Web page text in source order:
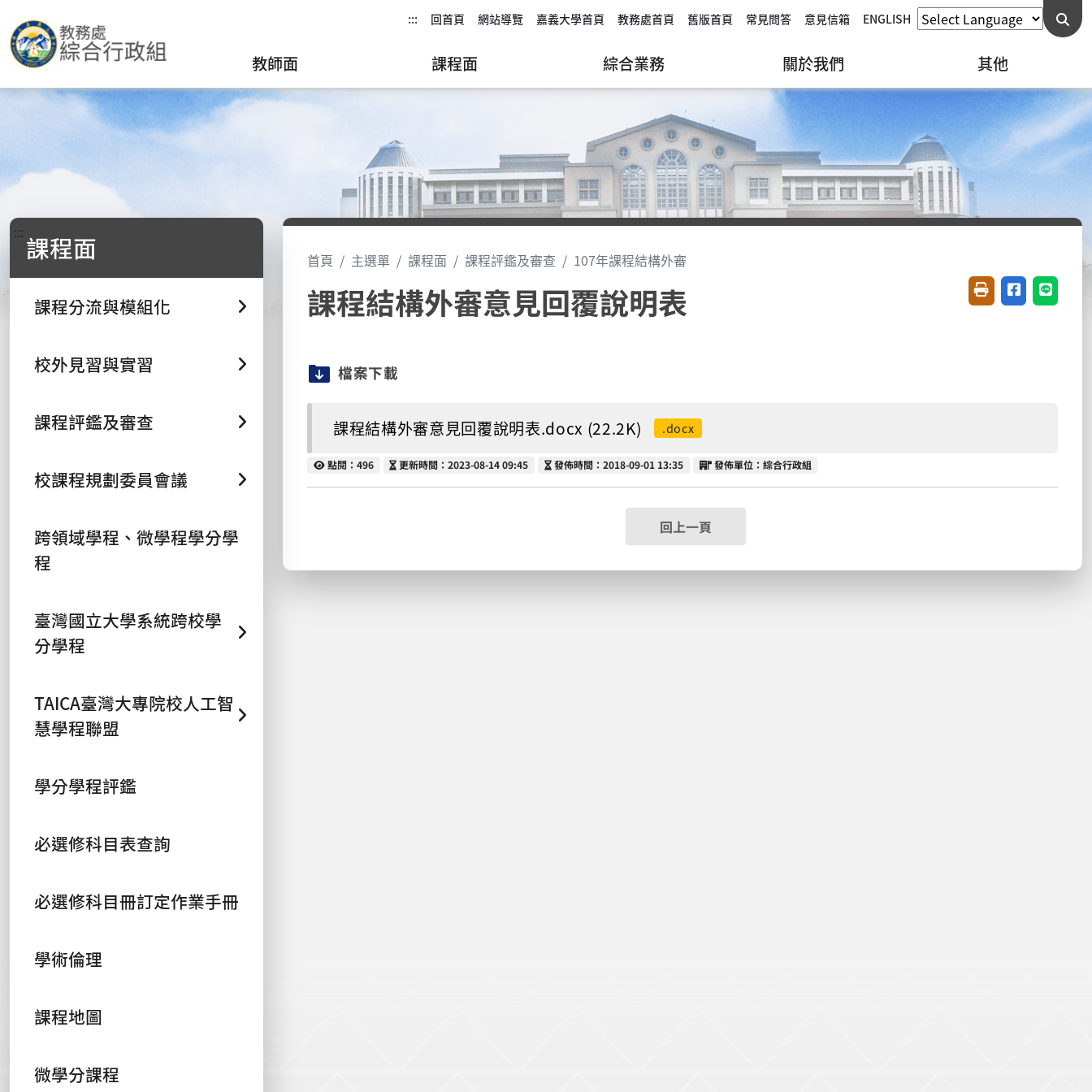
::: 回首頁 網站導覽 嘉義大學首頁 教務處首頁 舊版首頁 常見問答 意見信箱 ENGLISH
教師面 課程面 綜合業務 關於我們 其他
::: 課程面
課程分流與模組化
校外見習與實習
課程評鑑及審查
校課程規劃委員會議
跨領域學程、微學程學分學
程
臺灣國立大學系統跨校學
分學程
TAICA臺灣大專院校人工智
慧學程聯盟
學分學程評鑑
必選修科目表查詢
必選修科目冊訂定作業手冊
學術倫理
課程地圖
微學分課程
首頁 主選單 課程面 課程評鑑及審查 107年課程結構外審
課程結構外審意見回覆說明表 友善列印(開新視窗)
分享至臉書(
分享至
檔案下載
課程結構外審意見回覆說明表.docx (22.2K) .docx
點閱
點閱：496 更新時間
更新時間：2023-08-14 09:45 發佈時間
發佈時間：2018-09-01 13:35 發佈單位
發佈單位：綜合行政組
回上一頁